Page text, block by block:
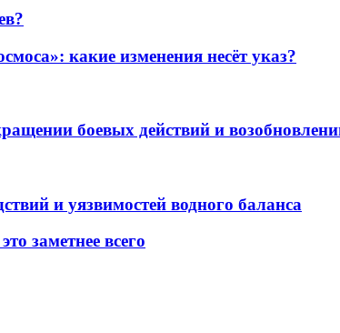
какие изменения несёт указ?
боевых действий и
и уязвимостей водного баланса
заметнее всего